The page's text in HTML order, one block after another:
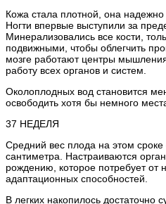
Кожа стала плотной, она
Ногти впервые выступили за
Минерализовались все кости,
подвижными, чтобы облегчить
мозге работают центры
работу всех органов и систем.
Околоплодных вод становится
освободить хотя бы немного
37 НЕДЕЛЯ
Средний вес плода на этом
сантиметра. Настраиваются
рождению, которое потребует от
адаптационных способностей.
В легких накопилось достаточно